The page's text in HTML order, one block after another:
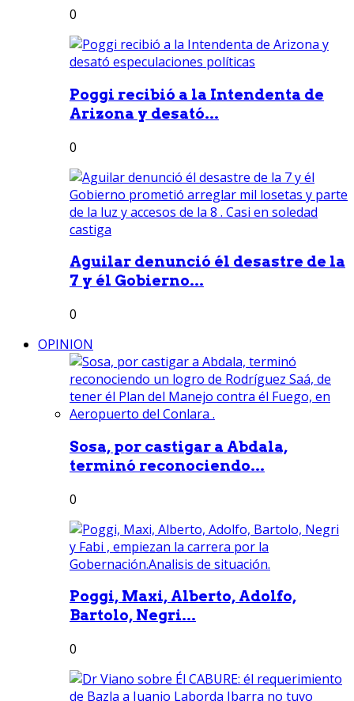
0
Poggi recibió a la Intendenta de
Arizona y desató...
0
Aguilar denunció él desastre de la
7 y él Gobierno...
0
OPINION
Sosa, por castigar a Abdala,
terminó reconociendo...
0
Poggi, Maxi, Alberto, Adolfo,
Bartolo, Negri...
0